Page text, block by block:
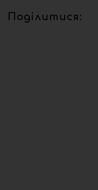
Поділитися: